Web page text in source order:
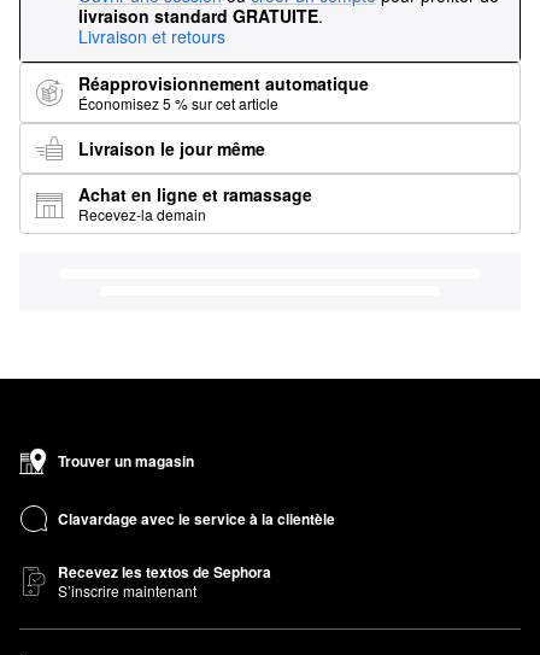
livraison standard GRATUITE.
Livraison et retours
Réapprovisionnement automatique
Économisez 5 % sur cet article
Livraison le jour même
Achat en ligne et ramassage
Recevez-la demain
Trouver un magasin
Clavardage avec le service à la clientèle
Recevez les textos de Sephora
S’inscrire maintenant